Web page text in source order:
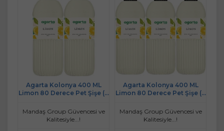
Agarta Kolonya 400 ML
Limon 80 Derece Pet Şişe (2
Mandaş Group Güvencesi ve
Kalitesiyle...!
Agarta Kolonya 400 ML
Limon 80 Derece Pet Şişe (3
Mandaş Group Güvencesi ve
Kalitesiyle...!